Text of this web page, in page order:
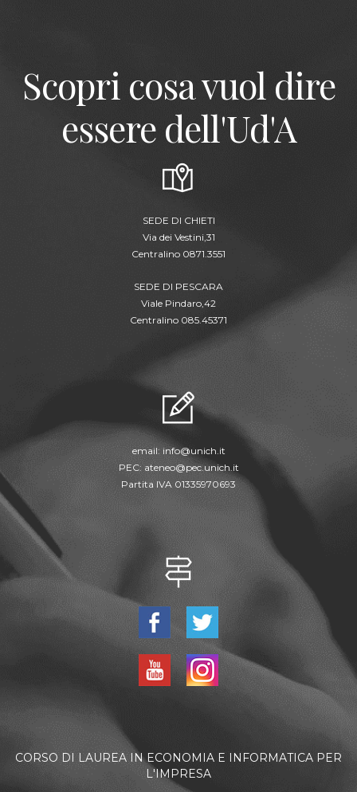
Scopri cosa vuol dire
essere dell'Ud'A
SEDE DI CHIETI
Via dei Vestini,31
Centralino 0871.3551
SEDE DI PESCARA
Viale Pindaro,42
Centralino 085.45371
email: info@unich.it
PEC: ateneo@pec.unich.it
Partita IVA 01335970693
CORSO DI LAUREA IN ECONOMIA E INFORMATICA PER
L'IMPRESA